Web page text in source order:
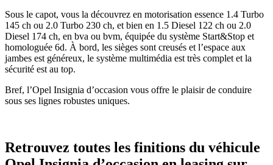
Sous le capot, vous la découvrez en motorisation essence 1.4 Turbo
145 ch ou 2.0 Turbo 230 ch, et bien en 1.5 Diesel 122 ch ou 2.0
Diesel 174 ch, en bva ou bvm, équipée du système Start&Stop et
homologuée 6d. À bord, les sièges sont creusés et l’espace aux
jambes est généreux, le système multimédia est très complet et la
sécurité est au top.
Bref, l’Opel Insignia d’occasion vous offre le plaisir de conduire
sous ses lignes robustes uniques.
Retrouvez toutes les finitions du véhicule